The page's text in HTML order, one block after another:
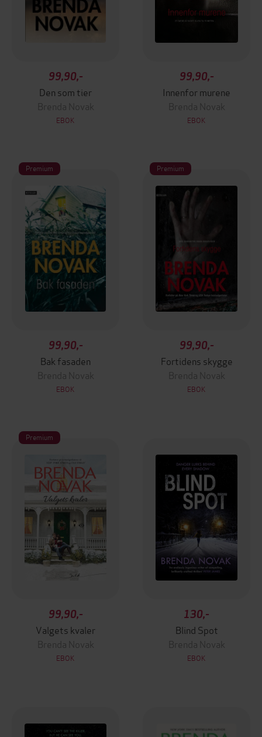
99,90,-
Den som tier
Brenda Novak
EBOK
99,90,-
Innenfor murene
Brenda Novak
EBOK
Premium
99,90,-
Bak fasaden
Brenda Novak
EBOK
Premium
99,90,-
Fortidens skygge
Brenda Novak
EBOK
Premium
99,90,-
Valgets kvaler
Brenda Novak
EBOK
130,-
Blind Spot
Brenda Novak
EBOK